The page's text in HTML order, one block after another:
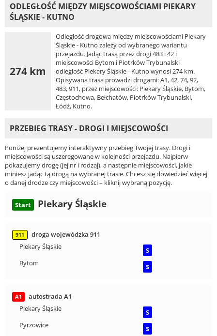
ODLEGŁOŚĆ MIĘDZY MIEJSCOWOŚCIAMI PIEKARY
ŚLĄSKIE - KUTNO
274 km
Odległość drogowa między miejscowościami Piekary
Śląskie - Kutno zależy od wybranego wariantu
przejazdu. Jadąc trasą przez drogi 483 i 42 i
miejscowości Bytom i Piotrków Trybunalski
odległość Piekary Śląskie - Kutno wynosi 274 km.
Opisywana trasa prowadzi drogami: A1, 42, 74, 92,
483, 911, przez miejscowości: Piekary Śląskie, Bytom,
Częstochowa, Bełchatów, Piotrków Trybunalski,
Łódź, Kutno.
PRZEBIEG TRASY - DROGI I MIEJSCOWOŚCI
Poniżej prezentujemy interaktywny przebieg Twojej trasy. Drogi i
miejscowości są uszeregowane w kolejności przejazdu. Najpierw
pokazujemy drogę (jej nr i rodzaj), a następnie miejscowości, jakie
miniesz jadąc tą drogą na wybranej trasie. Chcesz się dowiedzieć więcej
o danej drodze czy miejscowości – kliknij wybraną pozycję.
Start Piekary Śląskie
911
droga wojewódzka 911
Piekary Śląskie
S
Bytom
S
A1
autostrada A1
Piekary Śląskie
S
Pyrzowice
S